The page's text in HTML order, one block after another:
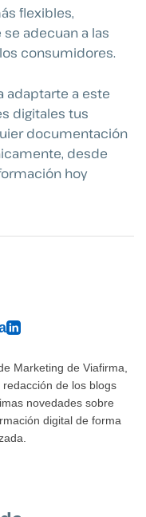
flexibles,
adecuan a las
consumidores.
adaptarte a este
digitales tus
documentación
desde
hoy
Marketing de Viafirma,
de los blogs
novedades sobre
digital de forma